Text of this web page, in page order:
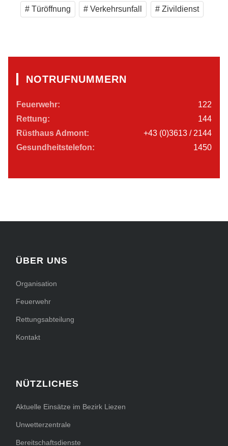
Türöffnung Verkehrsunfall Zivildienst
NOTRUFNUMMERN
Feuerwehr:
122
Rettung:
144
Rüsthaus Admont:
+43 (0)3613 / 2144
Gesundheitstelefon:
1450
ÜBER UNS
Organisation
Feuerwehr
Rettungsabteilung
Kontakt
NÜTZLICHES
Aktuelle Einsätze im Bezirk Liezen
Unwetterzentrale
Bereitschaftsdienste